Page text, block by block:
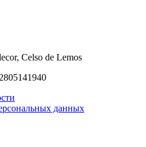
Celso de Lemos
данных